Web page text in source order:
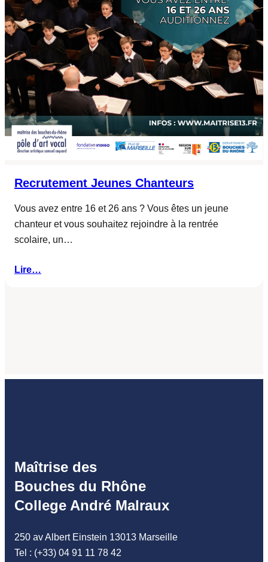
Recrutement Jeunes Chanteurs
Vous avez entre 16 et 26 ans ? Vous êtes un jeune
chanteur et vous souhaitez rejoindre à la rentrée
scolaire, un…
Lire…
Maîtrise des
Bouches du Rhône
College André Malraux
250 av Albert Einstein 13013 Marseille
Tel : (+33) 04 91 11 78 42